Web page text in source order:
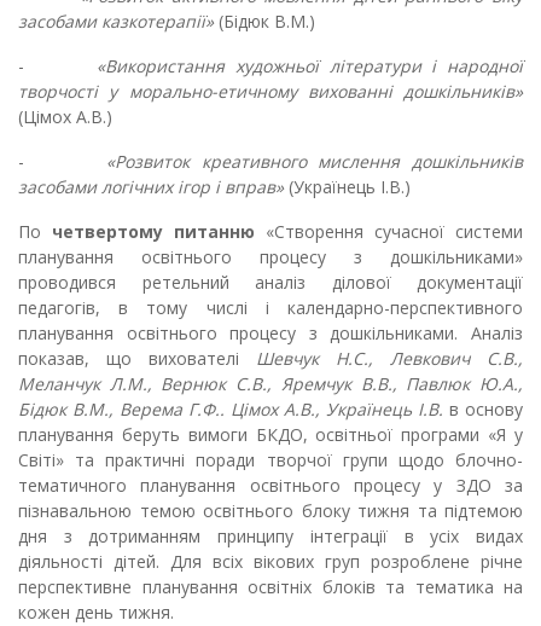
засобами казкотерапії» (Бідюк В.М.)
- «Використання художньої літератури і народної
творчості у морально-етичному вихованні дошкільників»
(Цімох А.В.)
- «Розвиток креативного мислення дошкільників
засобами логічних ігор і вправ» (Українець І.В.)
По четвертому питанню «Створення сучасної системи
планування освітнього процесу з дошкільниками»
проводився ретельний аналіз ділової документації
педагогів, в тому числі і календарно-перспективного
планування освітнього процесу з дошкільниками. Аналіз
показав, що вихователі Шевчук Н.С., Левкович С.В.,
Меланчук Л.М., Вернюк С.В., Яремчук В.В., Павлюк Ю.А.,
Бідюк В.М., Верема Г.Ф.. Цімох А.В., Українець І.В. в основу
планування беруть вимоги БКДО, освітньої програми «Я у
Світі» та практичні поради творчої групи щодо блочно-
тематичного планування освітнього процесу у ЗДО за
пізнавальною темою освітнього блоку тижня та підтемою
дня з дотриманням принципу інтеграції в усіх видах
діяльності дітей. Для всіх вікових груп розроблене річне
перспективне планування освітніх блоків та тематика на
кожен день тижня.